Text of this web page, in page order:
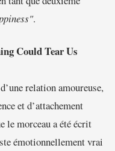
.
Could Tear Us
relation amoureuse,
et d’attachement
le morceau a été écrit
émotionnellement vrai